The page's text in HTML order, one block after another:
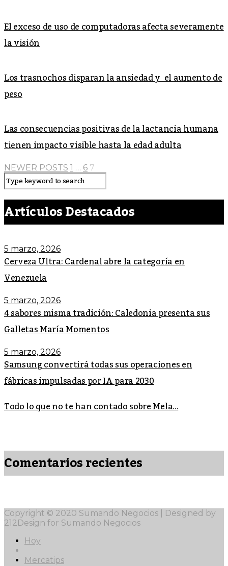
El exceso de uso de computadoras afecta severamente
la visión
Los trasnochos disparan la ansiedad y el aumento de
peso
Las consecuencias positivas de la lactancia humana
tienen impacto visible hasta la edad adulta
NEWER POSTS 1 … 6 7
Artículos Destacados
5 marzo, 2026
Cerveza Ultra: Cardenal abre la categoría en
Venezuela
5 marzo, 2026
4 sabores misma tradición: Caledonia presenta sus
Galletas María Momentos
5 marzo, 2026
Samsung convertirá todas sus operaciones en
fábricas impulsadas por IA para 2030
Todo lo que no te han contado sobre Mela...
Comentarios recientes
Copyright © 2020 Sumando Negocios | Designed by
212Design for Sumando Negocios
Hoy
Mercatips